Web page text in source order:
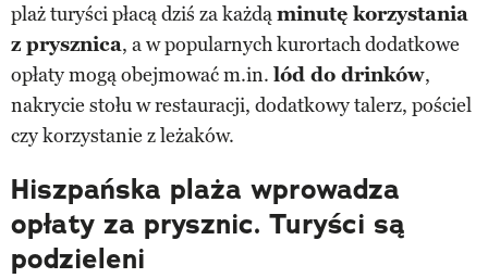
plaż turyści płacą dziś za każdąminutę korzystania
z prysznica, a w popularnych kurortach dodatkowe
opłaty mogą obejmować m.in. lód do drinków,
nakrycie stołu w restauracji, dodatkowy talerz, pościel
czy korzystanie z leżaków.
Hiszpańska plaża wprowadza
opłaty za prysznic. Turyści są
podzieleni